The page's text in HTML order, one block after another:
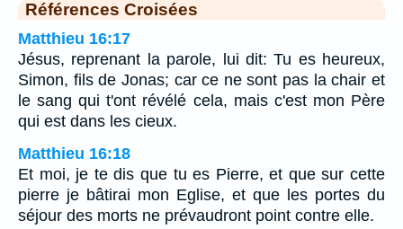
Références Croisées
Matthieu 16:17
Jésus, reprenant la parole, lui dit: Tu es heureux,
Simon, fils de Jonas; car ce ne sont pas la chair et
le sang qui t'ont révélé cela, mais c'est mon Père
qui est dans les cieux.
Matthieu 16:18
Et moi, je te dis que tu es Pierre, et que sur cette
pierre je bâtirai mon Eglise, et que les portes du
séjour des morts ne prévaudront point contre elle.